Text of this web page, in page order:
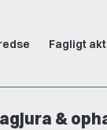
Fagligt
&